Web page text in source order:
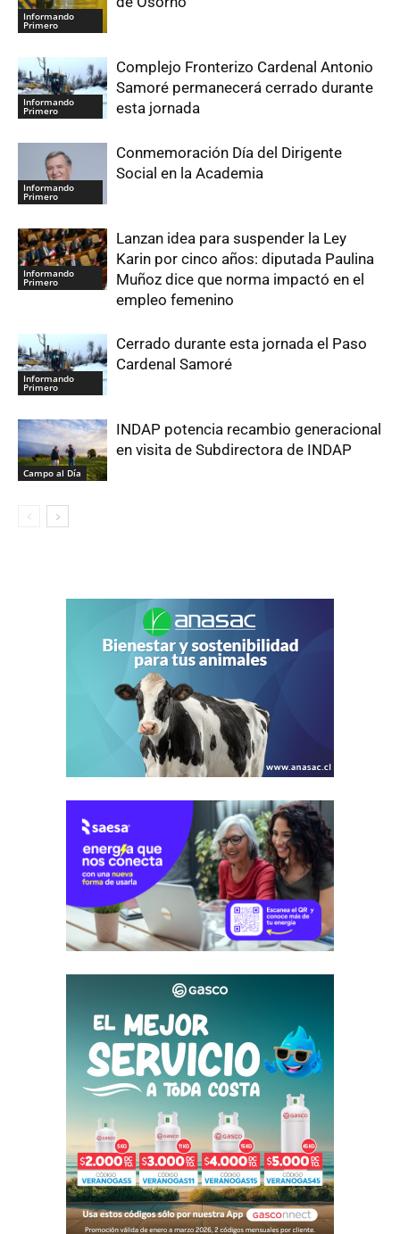
Informando
Primero
Informando
Primero
Complejo Fronterizo Cardenal Antonio
Samoré permanecerá cerrado durante
esta jornada
Informando
Primero
Conmemoración Día del Dirigente
Social en la Academia
Informando
Primero
Lanzan idea para suspender la Ley
Karin por cinco años: diputada Paulina
Muñoz dice que norma impactó en el
empleo femenino
Informando
Primero
Cerrado durante esta jornada el Paso
Cardenal Samoré
Campo al Día
INDAP potencia recambio generacional
en visita de Subdirectora de INDAP